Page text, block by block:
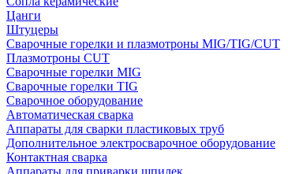
Цанги
Штуцеры
Сварочные горелки и плазмотроны MIG/TIG/CUT
Плазмотроны CUT
Сварочные горелки MIG
Сварочные горелки TIG
Сварочное оборудование
Автоматическая сварка
Аппараты для сварки пластиковых труб
Дополнительное электросварочное оборудование
Контактная сварка
Аппараты для приварки шпилек